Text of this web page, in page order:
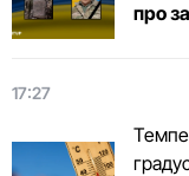
про
17:27